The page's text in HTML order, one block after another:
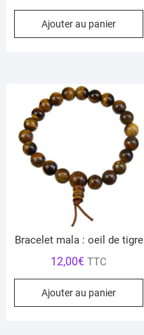
Ajouter au panier
Bracelet mala : oeil de tigre
12,00€ TTC
Ajouter au panier